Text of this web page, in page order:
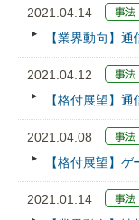
2021.04.14
【業界動向】
2021.04.12
【格付展望】通
2021.04.08
【格付展望】ゲ
2021.01.14